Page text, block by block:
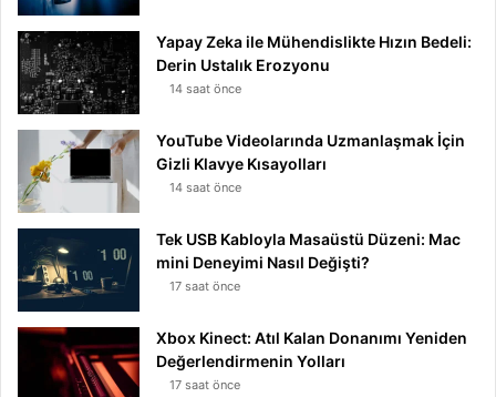
Yapay Zeka ile Mühendislikte Hızın Bedeli:
Derin Ustalık Erozyonu
14 saat önce
YouTube Videolarında Uzmanlaşmak İçin
Gizli Klavye Kısayolları
14 saat önce
Tek USB Kabloyla Masaüstü Düzeni: Mac
mini Deneyimi Nasıl Değişti?
17 saat önce
Xbox Kinect: Atıl Kalan Donanımı Yeniden
Değerlendirmenin Yolları
17 saat önce